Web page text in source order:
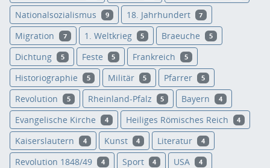
Nationalsozialismus 9 18. Jahrhundert 7
Migration 7 1. Weltkrieg 5 Braeuche 5
Dichtung 5 Feste 5 Frankreich 5
Historiographie 5 Militär 5 Pfarrer 5
Revolution 5 Rheinland-Pfalz 5 Bayern 4
Evangelische Kirche 4 Heiliges Römisches Reich 4
Kaiserslautern 4 Kunst 4 Literatur 4
Revolution 1848/49 4 Sport 4 USA 4